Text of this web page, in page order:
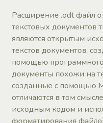
Расширение .odt файл
текстовых документов
являются открытым
текстов документов,
помощью
документы похожи на
созданные с помощью
отличаются в том
исходным кодом и
форматирования